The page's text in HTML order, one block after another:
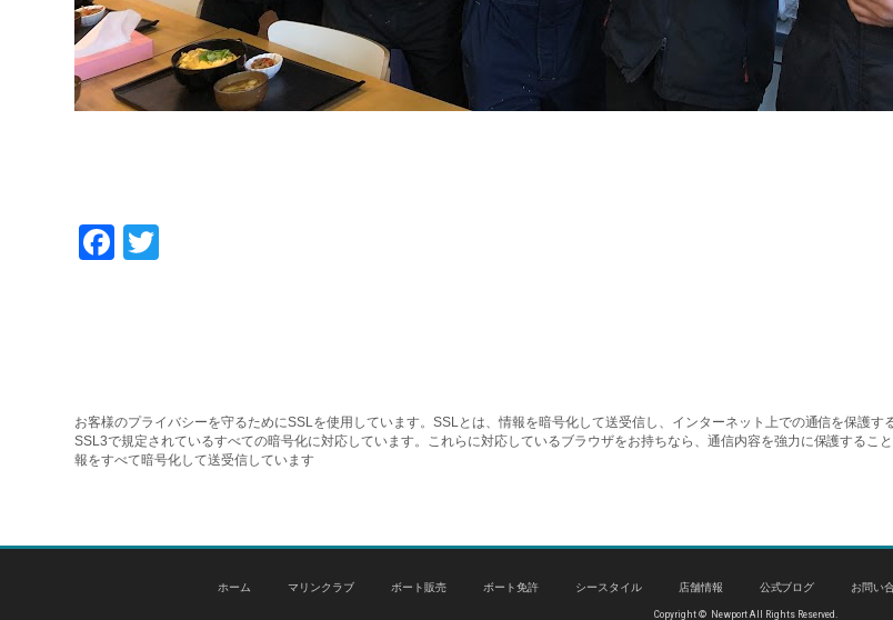
Facebook
お客様のプライバシーを守るためにSSLを使用しています。SSLとは、情報を暗号化して送受信し、インターネット上での通信を保護
SSL3で規定されているすべての暗号化に対応しています。これらに対応しているブラウザをお持ちなら、通信内容を強力に保護する
報をすべて暗号化して送受信しています
ホーム マリンクラブ ボート販売 ボート免許 シースタイル 店舗情報 公式ブログ お問い
Copyright © Newport All Rights Reserved.